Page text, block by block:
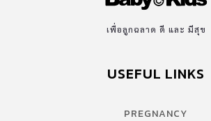
เพื่อลูกฉลาด ดี และ มีสุข
USEFUL LINKS
PREGNANCY